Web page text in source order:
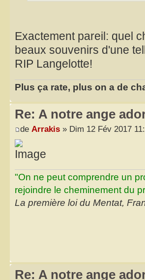
Exactement pareil: quel
beaux souvenirs d'une
RIP Langelotte!
Plus ça rate, plus on a de
Re: A notre ange
de Arrakis » Dim 12 Fév 2017
"On ne peut comprendre un
rejoindre le cheminement du
La première loi du Mentat,
Re: A notre ange